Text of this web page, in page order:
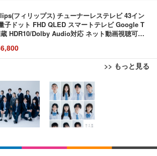
フィリップス) チューナーレステレビ 43イン
子ドット FHD QLED スマートテレビ Google T
HDR10/Dolby Audio対応 ネット動画視聴可能
>> もっと見る
GAMING 【メーカー保証1年】【850W GOL
源搭載】 ゲーミングPC デスクトップパソコン
RTX 5060 Ryzen 7 5700X メモリ32GB NV
SSD 2TB Windows 11 Home CX200M ブラック
GAMING 【メーカー保証1年】【850W GOL
チャージWiFi】バッテリーレス 日本100GB+世
365日 ポケット WiFi ギガ付 海外利用可能
100GB/365日】
定10GB増量モデル】国内メーカー直営 ポケッ
ニPC 最強 ゲーミング PC】GMKtec NucBox K
ミニPCゲーミング AMD R7 8845HS搭載 【R
8745HS/H255より上位】Radeon 780M | 1
DDR5拡張可能 32GB DDR5+1TB SSD |Oculi
USB4.0×2 | Win11 Pro 5.1GHz | Win11 Pro | 8
人向け・5年安定ビジネスに最適】GMKtec ミニ